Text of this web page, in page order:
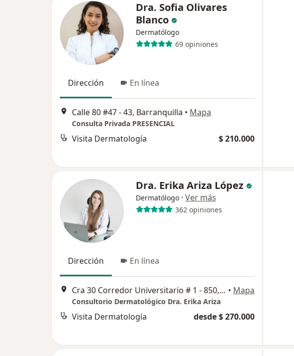
Dra. Sofia Olivares
Blanco
Dermatólogo
69 opiniones
Dirección En línea
Calle 80 #47 - 43, Barranquilla • Mapa
Consulta Privada PRESENCIAL
Visita Dermatología $ 210.000
Dra. Erika Ariza López
Dermatólogo · Ver más
362 opiniones
Dirección En línea
Cra 30 Corredor Universitario # 1 - 850, Barranquilla • Mapa
Consultorio Dermatológico Dra. Erika Ariza
Visita Dermatología desde $ 270.000